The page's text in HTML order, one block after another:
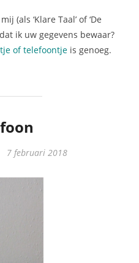
(als ‘Klare Taal’ of ‘De
ik uw gegevens bewaar?
of telefoontje is genoeg.
7 februari 2018